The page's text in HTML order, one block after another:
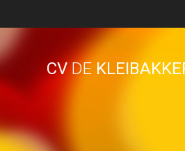
de
inhoud
CV DE